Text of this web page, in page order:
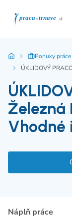
Ponuky práce
ÚKLIDOVÝ
Železná
Vhodné
Náplň práce